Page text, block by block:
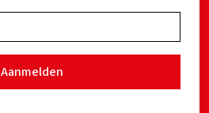
Aanmelden